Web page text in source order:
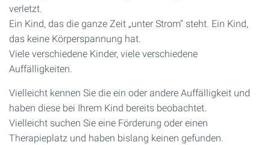
verletzt.
Ein Kind, das die ganze Zeit „unter Strom“ steht. Ein Kind,
das keine Körperspannung hat.
Viele verschiedene Kinder, viele verschiedene
Auffälligkeiten.
Vielleicht kennen Sie die ein oder andere Auffälligkeit und
haben diese bei Ihrem Kind bereits beobachtet.
Vielleicht suchen Sie eine Förderung oder einen
Therapieplatz und haben bislang keinen gefunden.